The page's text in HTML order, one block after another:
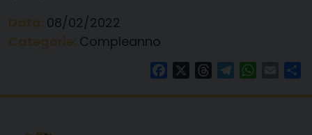
08/02/2022
Compleanno
FacebookThreadsTelegram Email